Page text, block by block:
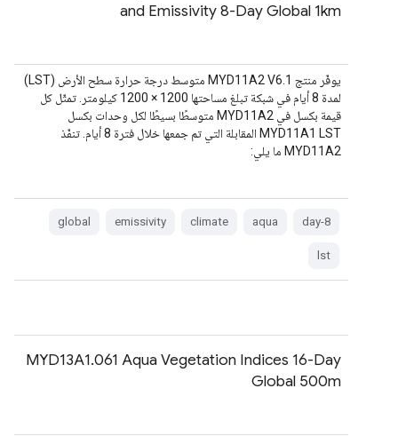
and Emissivity 8-Day Global 1km
يوفّر منتج MYD11A2 V6.1 متوسط درجة حرارة سطح الأرض (LST)
لمدة 8 أيام في شبكة تبلغ مساحتها 1200 × 1200 كيلومتر. تمثّل كل
قيمة بكسل في MYD11A2 متوسطًا بسيطًا لكل وحدات بكسل
MYD11A1 LST المقابلة التي تم جمعها خلال فترة 8 أيام. تنفّذ
MYD11A2 ما يلي:
8-day
aqua
climate
emissivity
global
lst
MYD13A1.061 Aqua Vegetation Indices 16-Day
Global 500m